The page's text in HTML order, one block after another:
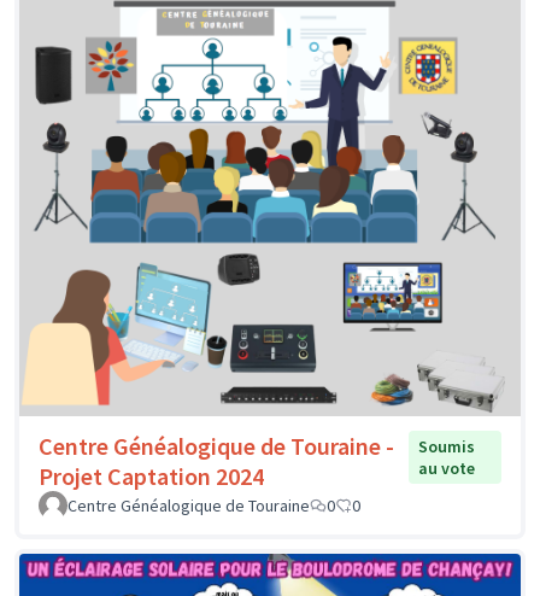
Centre Généalogique de Touraine -
Projet Captation 2024
Soumis
au vote
Centre Généalogique de Touraine
0 0